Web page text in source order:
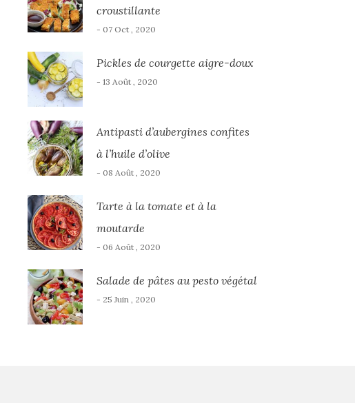
croustillante
- 07 Oct , 2020
Pickles de courgette aigre-doux
- 13 Août , 2020
Antipasti d’aubergines confites
à l’huile d’olive
- 08 Août , 2020
Tarte à la tomate et à la
moutarde
- 06 Août , 2020
Salade de pâtes au pesto végétal
- 25 Juin , 2020